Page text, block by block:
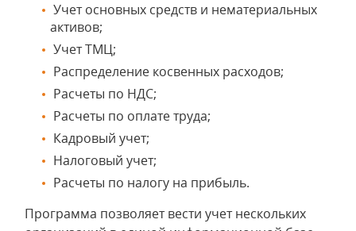
Учет основных средств и нематериальных
активов;
Учет ТМЦ;
Распределение косвенных расходов;
Расчеты по НДС;
Расчеты по оплате труда;
Кадровый учет;
Налоговый учет;
Расчеты по налогу на прибыль.
Программа позволяет вести учет нескольких